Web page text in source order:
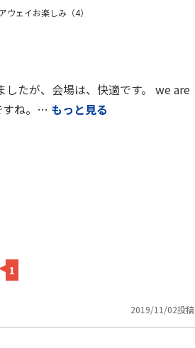
アウェイお楽しみ（4）
たが、会場は、快適です。 we are
すね。… もっと見る
1
2019/11/02投稿